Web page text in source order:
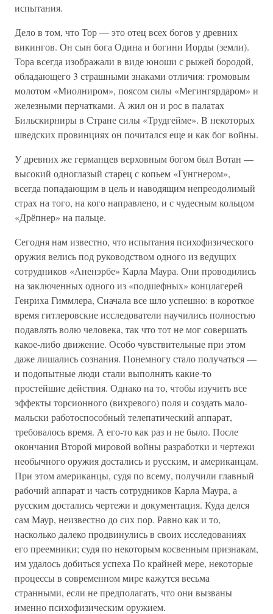
испытания.
Дело в том, что Тор — это отец всех богов у древних
викингов. Он сын бога Одина и богини Иорды (земли).
Тора всегда изображали в виде юноши с рыжей бородой,
обладающего 3 страшными знаками отличия: громовым
молотом «Миолниром», поясом силы «Мегингярдаром» и
железными перчатками. А жил он и рос в палатах
Бильскирниры в Стране силы «Трудгейме». В некоторых
шведских провинциях он почитался еще и как бог войны.
У древних же германцев верховным богом был Вотан —
высокий одноглазый старец с копьем «Гунгнером»,
всегда попадающим в цель и наводящим непреодолимый
страх на того, на кого направлено, и с чудесным кольцом
«Дрёпнер» на пальце.
Сегодня нам известно, что испытания психофизического
оружия велись под руководством одного из ведущих
сотрудников «Аненэрбе» Карла Маура. Они проводились
на заключенных одного из «подшефных» концлагерей
Генриха Гиммлера, Сначала все шло успешно: в короткое
время гитлеровские исследователи научились полностью
подавлять волю человека, так что тот не мог совершать
какое-либо движение. Особо чувствительные при этом
даже лишались сознания. Понемногу стало получаться —
и подопытные люди стали выполнять какие-то
простейшие действия. Однако на то, чтобы изучить все
эффекты торсионного (вихревого) поля и создать мало-
мальски работоспособный телепатический аппарат,
требовалось время. А его-то как раз и не было. После
окончания Второй мировой войны разработки и чертежи
необычного оружия достались и русским, и американцам.
При этом американцы, судя по всему, получили главный
рабочий аппарат и часть сотрудников Карла Маура, а
русским достались чертежи и документация. Куда делся
сам Маур, неизвестно до сих пор. Равно как и то,
насколько далеко продвинулись в своих исследованиях
его преемники; судя по некоторым косвенным признакам,
им удалось добиться успеха По крайней мере, некоторые
процессы в современном мире кажутся весьма
странными, если не предполагать, что они вызваны
именно психофизическим оружием.